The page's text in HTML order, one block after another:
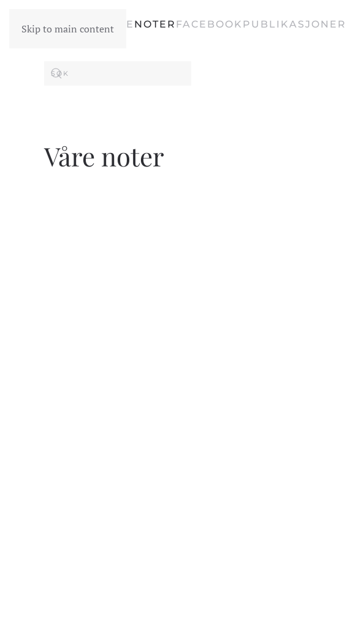
Skip to main content
FORSIDE NOTER FACEBOOK PUBLIKASJONER
Våre noter